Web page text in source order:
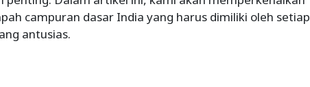
campuran dasar India yang harus dimiliki oleh setiap
antusias.